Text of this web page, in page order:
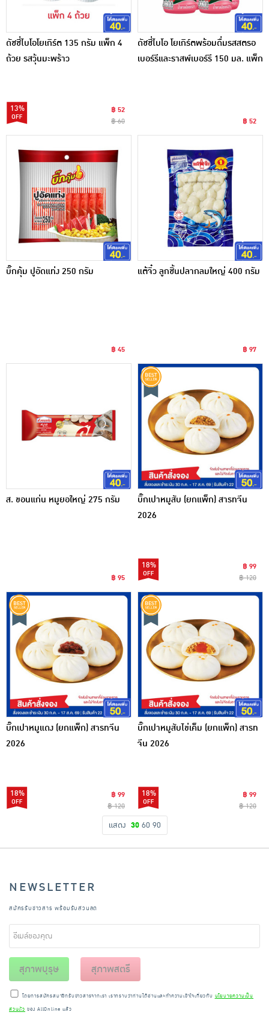
ดัชชี่ไบโอโยเกิร์ต 135 กรัม แพ็ก 4
ถ้วย รสวุ้นมะพร้าว
13%
฿ 52
฿ 60
ดัชชี่ไบโอ โยเกิร์ตพร้อมดื่มรสสตรอ
เบอร์รีและราสพ์เบอร์รี 150 มล. แพ็ก
฿ 52
บิ๊กคุ้ม ปูอัดแท่ง 250 กรัม
฿ 45
แต้จิ๋ว ลูกชิ้นปลากลมใหญ่ 400 กรัม
฿ 97
ส. ขอนแก่น หมูยอใหญ่ 275 กรัม
฿ 95
บิ๊กเปาหมูสับ (ยกแพ็ก) สารทจีน
2026
18%
฿ 99
฿ 120
บิ๊กเปาหมูแดง (ยกแพ็ก) สารทจีน
2026
18%
฿ 99
฿ 120
บิ๊กเปาหมูสับไข่เค็ม (ยกแพ็ก) สารท
จีน 2026
18%
฿ 99
฿ 120
แสดง 30 60 90
NEWSLETTER
สมัครรับข่าวสาร พร้อมรับส่วนลด
สุภาพบุรุษ สุภาพสตรี
โดยการสมัครสมาชิกรับข่าวสารจากเรา เราทราบว่าท่านได้อ่านและทำความเข้าใจเกี่ยวกับ นโยบายความเป็น
ส่วนตัว ของ AllOnline แล้ว